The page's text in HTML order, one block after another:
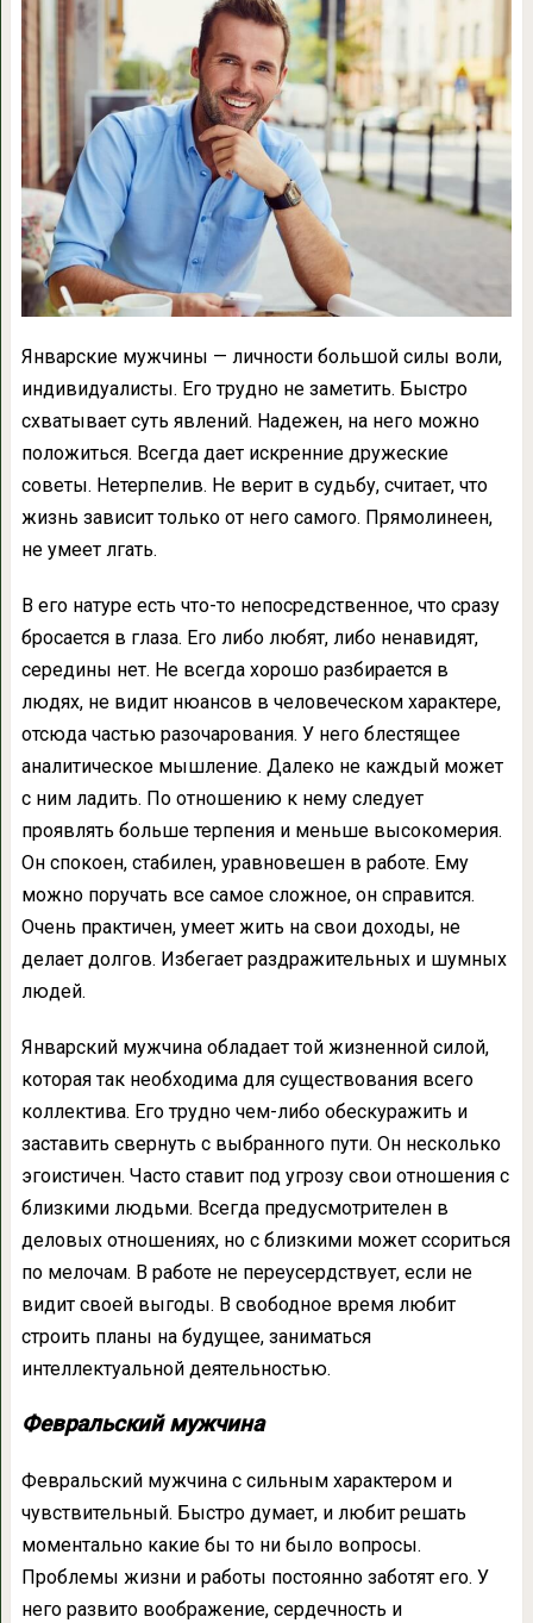
Январские мужчины — личности большой силы воли,
индивидуалисты. Его трудно не заметить. Быстро
схватывает суть явлений. Надежен, на него можно
положиться. Всегда дает искренние дружеские
советы. Нетерпелив. Не верит в судьбу, считает, что
жизнь зависит только от него самого. Прямолинеен,
не умеет лгать.
В его натуре есть что-то непосредственное, что сразу
бросается в глаза. Его либо любят, либо ненавидят,
середины нет. Не всегда хорошо разбирается в
людях, не видит нюансов в человеческом характере,
отсюда частью разочарования. У него блестящее
аналитическое мышление. Далеко не каждый может
с ним ладить. По отношению к нему следует
проявлять больше терпения и меньше высокомерия.
Он спокоен, стабилен, уравновешен в работе. Ему
можно поручать все самое сложное, он справится.
Очень практичен, умеет жить на свои доходы, не
делает долгов. Избегает раздражительных и шумных
людей.
Январский мужчина обладает той жизненной силой,
которая так необходима для существования всего
коллектива. Его трудно чем-либо обескуражить и
заставить свернуть с выбранного пути. Он несколько
эгоистичен. Часто ставит под угрозу свои отношения с
близкими людьми. Всегда предусмотрителен в
деловых отношениях, но с близкими может ссориться
по мелочам. В работе не переусердствует, если не
видит своей выгоды. В свободное время любит
строить планы на будущее, заниматься
интеллектуальной деятельностью.
Февральский мужчина
Февральский мужчина с сильным характером и
чувствительный. Быстро думает, и любит решать
моментально какие бы то ни было вопросы.
Проблемы жизни и работы постоянно заботят его. У
него развито воображение, сердечность и